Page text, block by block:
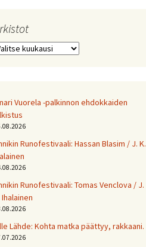
Vuorela -palkinnon ehdokkaiden
Runofestivaali: Has­san Bla­sim / J. K.
Runofestivaali: Tomas Venclova / J.
Ihalainen
Lähde: Kohta matka päättyy, rakkaani.